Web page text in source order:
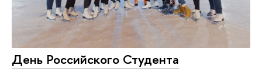
День Российского Студента